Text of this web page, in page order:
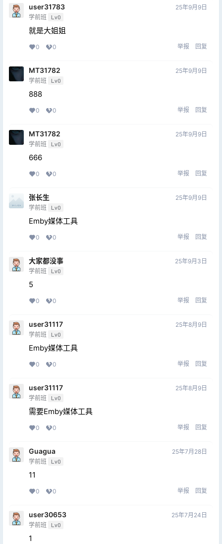
user31783
学前班 Lv0
25年9月9日
就是大姐姐
0 0 举报 回复
MT31782
学前班 Lv0
25年9月9日
888
0 0 举报 回复
MT31782
学前班 Lv0
25年9月9日
666
0 0 举报 回复
张长生
学前班 Lv0
25年9月9日
Emby媒体工具
0 0 举报 回复
大家都没事
学前班 Lv0
25年9月3日
5
0 0 举报 回复
user31117
学前班 Lv0
25年8月9日
Emby媒体工具
0 0 举报 回复
user31117
学前班 Lv0
25年8月9日
需要Emby媒体工具
0 0 举报 回复
Guagua
学前班 Lv0
25年7月28日
11
0 0 举报 回复
user30653
学前班 Lv0
25年7月24日
1